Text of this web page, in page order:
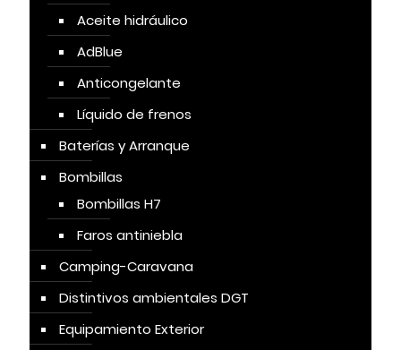
Aceite hidráulico
AdBlue
Anticongelante
Líquido de frenos
Baterías y Arranque
Bombillas
Bombillas H7
Faros antiniebla
Camping-Caravana
Distintivos ambientales DGT
Equipamiento Exterior